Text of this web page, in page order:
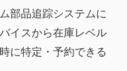
部品追踪システムに
イスから在庫レベル
に特定・予約できる